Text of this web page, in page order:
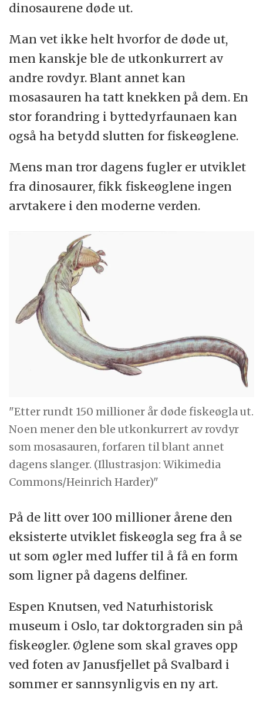
Fiskeøgla fødte levende unger og spiste fisk
og blekksprut.
Over de mer enn 100 millioner årene den
eksisterte utviklet ichthyosauren seg fra å en
øgle med luffer til en strømlinjeformet,
delfinlignende svømmeekspert.
dinosaurene døde ut.
Man vet ikke helt hvorfor de døde ut,
men kanskje ble de utkonkurrert av
andre rovdyr. Blant annet kan
mosasauren ha tatt knekken på dem. En
stor forandring i byttedyrfaunaen kan
også ha betydd slutten for fiskeøglene.
Mens man tror dagens fugler er utviklet
fra dinosaurer, fikk fiskeøglene ingen
arvtakere i den moderne verden.
"Etter rundt 150 millioner år døde fiskeøgla ut.
Noen mener den ble utkonkurrert av rovdyr
som mosasauren, forfaren til blant annet
dagens slanger. (Illustrasjon: Wikimedia
Commons/Heinrich Harder)"
På de litt over 100 millioner årene den
eksisterte utviklet fiskeøgla seg fra å se
ut som øgler med luffer til å få en form
som ligner på dagens delfiner.
Espen Knutsen, ved Naturhistorisk
museum i Oslo, tar doktorgraden sin på
fiskeøgler. Øglene som skal graves opp
ved foten av Janusfjellet på Svalbard i
sommer er sannsynligvis en ny art.